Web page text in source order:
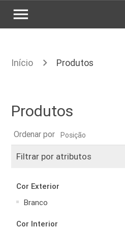
menu
Início Produtos
Produtos
Ordenar por
Filtrar por atributos
Cor Exterior
Branco
Cor Interior